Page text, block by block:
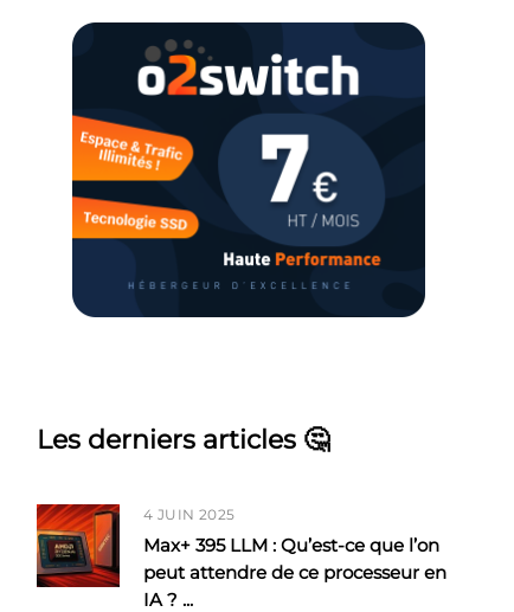
Les derniers articles 🤔
4 JUIN 2025
Max+ 395 LLM : Qu’est-ce que l’on
peut attendre de ce processeur en
IA ? ...